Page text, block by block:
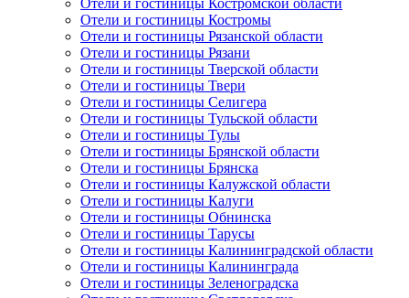
Отели и гостиницы Костромы
Отели и гостиницы Рязанской области
Отели и гостиницы Рязани
Отели и гостиницы Тверской области
Отели и гостиницы Твери
Отели и гостиницы Селигера
Отели и гостиницы Тульской области
Отели и гостиницы Тулы
Отели и гостиницы Брянской области
Отели и гостиницы Брянска
Отели и гостиницы Калужской области
Отели и гостиницы Калуги
Отели и гостиницы Обнинска
Отели и гостиницы Тарусы
Отели и гостиницы Калининградской области
Отели и гостиницы Калининграда
Отели и гостиницы Зеленоградска